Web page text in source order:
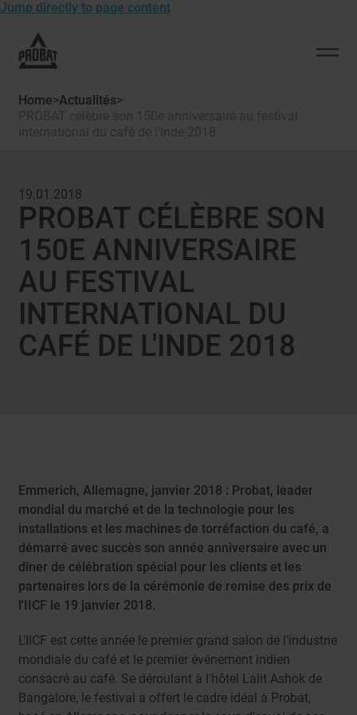
Jump directly to page content
homepage
Probat
Home>Actualités>
19.01.2018
PROBAT CÉLÈBRE SON
150E ANNIVERSAIRE
AU FESTIVAL
INTERNATIONAL DU
CAFÉ DE L'INDE 2018
Emmerich, Allemagne, janvier 2018 : Probat, leader
mondial du marché et de la technologie pour les
installations et les machines de torréfaction du café, a
démarré avec succès son année anniversaire avec un
dîner de célébration spécial pour les clients et les
partenaires lors de la cérémonie de remise des prix de
l'IICF le 19 janvier 2018.
L'IICF est cette année le premier grand salon de l'industrie
mondiale du café et le premier événement indien
consacré au café. Se déroulant à l'hôtel Lalit Ashok de
Bangalore, le festival a offert le cadre idéal à Probat,